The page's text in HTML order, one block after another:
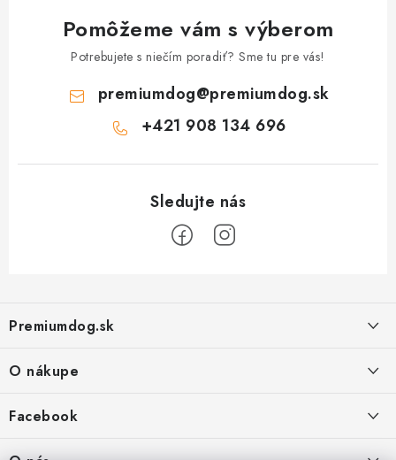
Pomôžeme vám s výberom
Potrebujete s niečím poradiť? Sme tu pre vás!
premiumdog@premiumdog.sk
+421 908 134 696
p
ä
Premiumdog.sk
O nákupe
Facebook